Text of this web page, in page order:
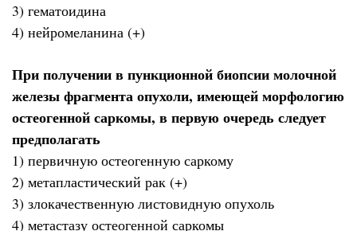
3) гематоидина
4) нейромеланина (+)
При получении в пункционной биопсии молочной
железы фрагмента опухоли, имеющей морфологию
остеогенной саркомы, в первую очередь следует
предполагать
1) первичную остеогенную саркому
2) метапластический рак (+)
3) злокачественную листовидную опухоль
4) метастазу остеогенной саркомы